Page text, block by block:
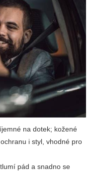
na dotek; kožené
i styl, vhodné pro
pád a snadno se